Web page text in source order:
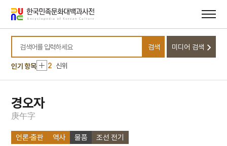
바로가기
바로가기
검색어를 입력하세요
검색 미디어 검색
인기 항목
10 달서구
1 금성대군
2 신위
3 이리역 폭발 사고
경북대학교 상주캠퍼스
경오자
庚午字
언론·출판 역사 물품 조선 전기